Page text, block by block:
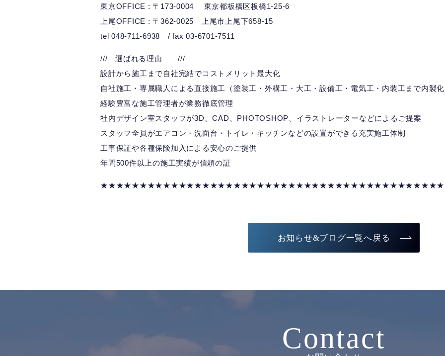
東京OFFICE : 〒173-0004 東京都板橋区板橋1-25-6
上尾OFFICE : 〒362-0025 上尾市上尾下658-15
tel 048-711-6938 / fax 03-6701-7511
/// 選ばれる理由 ///
設計から施工まで自社完結でコストメリット最大化
自社施工・専属職人による直接施工（塗装工・外構工・大工・設備工・電気工・内装工まで内製
経験豊富な施工管理者が業務徹底管理
社内デザイン室スタッフが3D、CAD、PHOTOSHOP、イラストレーターなどによるご提案
スタッフ全員がエアコン・洗面台・トイレ・キッチンなどの設置ができる充実施工体制
工事保証や各種保険加入による安心のご提供
年間500件以上の施工実績が信頼の証
★★★★★★★★★★★★★★★★★★★★★★★★★★★★★★★★★★★★★★★★★★★★
お知らせ&ブログ一覧へ戻る
Contact